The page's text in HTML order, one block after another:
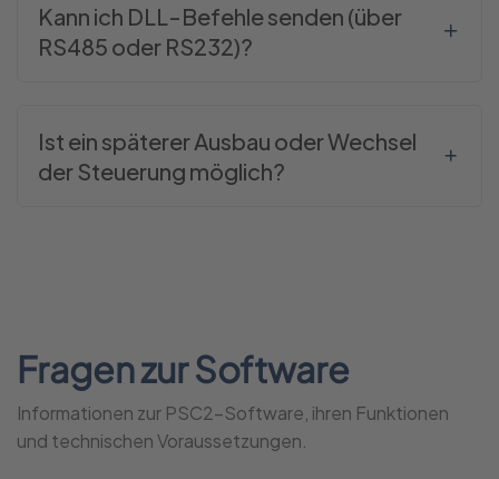
Kann ich DLL-Befehle senden (über
RS485 oder RS232)?
Ist ein späterer Ausbau oder Wechsel
der Steuerung möglich?
Fragen zur Software
Informationen zur PSC2-Software, ihren Funktionen
und technischen Voraussetzungen.